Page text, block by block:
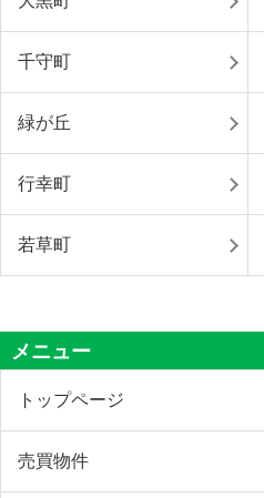
千守町
緑が丘
行幸町
若草町
メニュー
トップページ
売買物件